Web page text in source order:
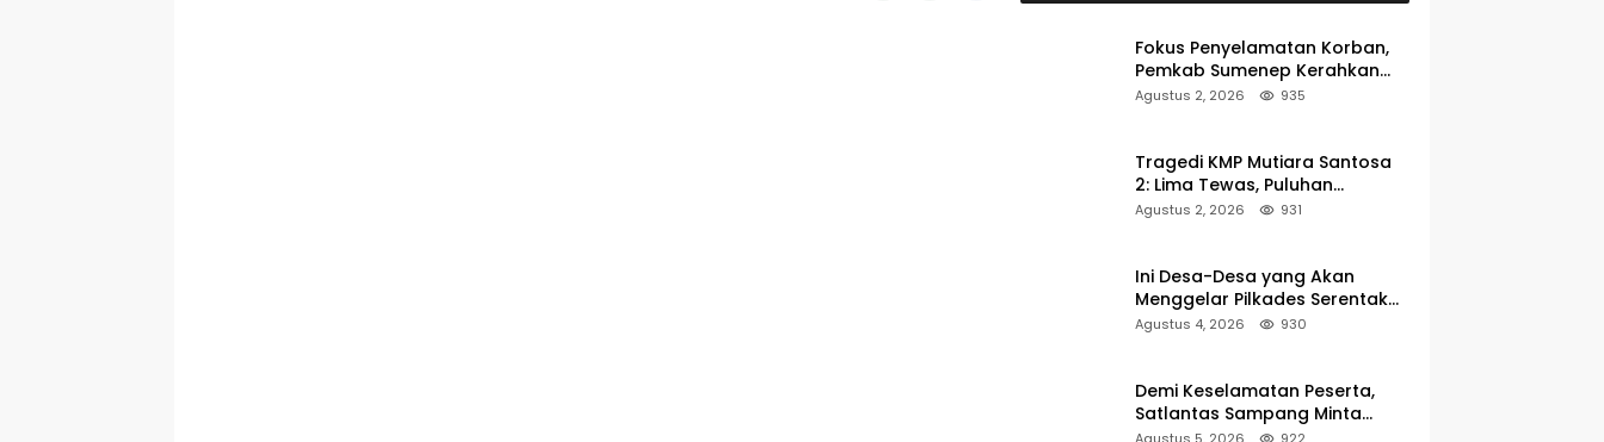
Fokus Penyelamatan Korban,
Pemkab Sumenep Kerahkan
Tim Medis dan Ambulans ke
Agustus 2, 2026 935
Tragedi KMP Mutiara Santosa
2: Lima Tewas, Puluhan
Penumpang Masih Dalam
Agustus 2, 2026 931
Ini Desa-Desa yang Akan
Menggelar Pilkades Serentak
2027 di Kabupaten Sumenep
Agustus 4, 2026 930
Demi Keselamatan Peserta,
Satlantas Sampang Minta
Latihan Gerak Jalan Pindah ke